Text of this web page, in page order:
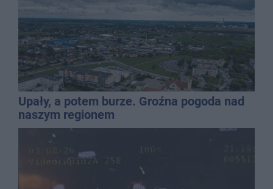
Upały, a potem burze. Groźna pogoda nad
naszym regionem